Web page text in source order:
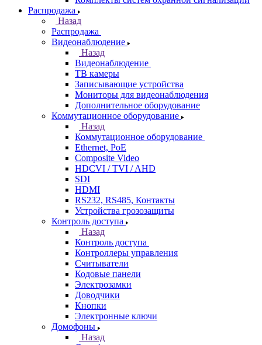
Распродажа
Назад
Распродажа
Видеонаблюдение
Назад
Видеонаблюдение
ТВ камеры
Записывающие устройства
Мониторы для видеонаблюдения
Дополнительное оборудование
Коммутационное оборудование
Назад
Коммутационное оборудование
Ethernet, PoE
Composite Video
HDCVI / TVI / AHD
SDI
HDMI
RS232, RS485, Контакты
Устройства грозозащиты
Контроль доступа
Назад
Контроль доступа
Контроллеры управления
Считыватели
Кодовые панели
Электрозамки
Доводчики
Кнопки
Электронные ключи
Домофоны
Назад